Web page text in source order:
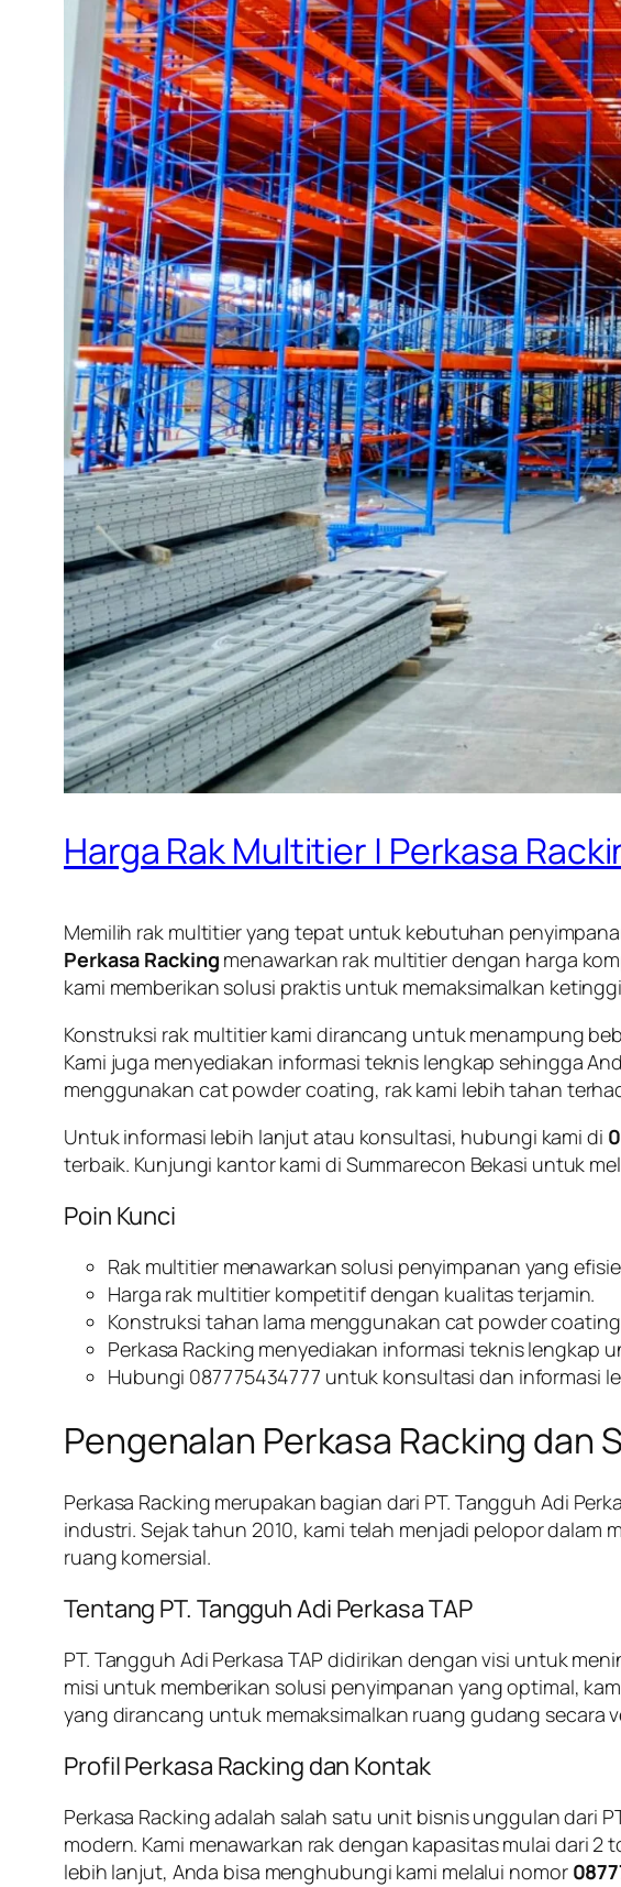
Harga Rak Multitier | Perkasa
Memilih rak multitier yang tepat untuk kebutuhan
Perkasa Racking menawarkan rak multitier dengan harga
kami memberikan solusi praktis untuk memaksimalkan
Konstruksi rak multitier kami dirancang untuk menampung
Kami juga menyediakan informasi teknis lengkap sehingga
menggunakan catpowder coating, rak kami lebih tahan
Untuk informasi lebih lanjut atau konsultasi, hubungi kami di
terbaik. Kunjungi kantor kami di Summarecon Bekasi untuk
Poin Kunci
Rak multitier menawarkan solusi penyimpanan yang
Harga rak multitier kompetitif dengan kualitas terjamin.
Konstruksi tahan lama menggunakan cat powder
Perkasa Racking menyediakan informasi teknis lengkap
Hubungi 087775434777 untuk konsultasi dan informasi
Pengenalan Perkasa Racking dan
Perkasa Racking merupakan bagian dari PT. Tangguh Adi
industri. Sejak tahun 2010, kami telah menjadi pelopor
ruang komersial.
Tentang PT. Tangguh Adi Perkasa TAP
PT. Tangguh Adi Perkasa TAP didirikan dengan visi untuk
misi untuk memberikan solusi penyimpanan yang optimal,
yang dirancang untuk memaksimalkan ruang gudang secara
Profil Perkasa Racking dan Kontak
Perkasa Racking adalah salah satu unit bisnis unggulan dari
modern. Kami menawarkan rak dengan kapasitas mulai dari
lebih lanjut, Anda bisa menghubungi kami melalui nomor